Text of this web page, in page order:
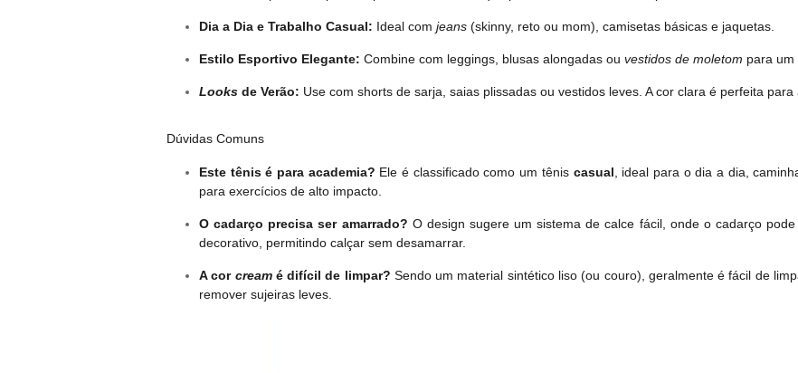
Dia a Dia e Trabalho Casual: Ideal com jeans (skinny, reto ou mom), camisetas básicas e jaquetas.
Estilo Esportivo Elegante: Combine com leggings, blusas alongadas ou vestidos de moletom para um
Looks de Verão: Use com shorts de sarja, saias plissadas ou vestidos leves. A cor clara é perfeita para
Dúvidas Comuns
Este tênis é para academia? Ele é classificado como um tênis casual, ideal para o dia a dia,
para exercícios de alto impacto.
O cadarço precisa ser amarrado? O design sugere um sistema de calce fácil, onde o cadarço
decorativo, permitindo calçar sem desamarrar.
A cor creamé difícil de limpar? Sendo um material sintético liso (ou couro), geralmente é fácil de
remover sujeiras leves.